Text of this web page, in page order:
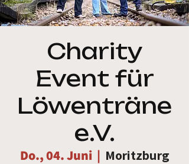
Charity
Event für
Löwenträne
e.V.
Do., 04. Juni
  |
Moritzburg